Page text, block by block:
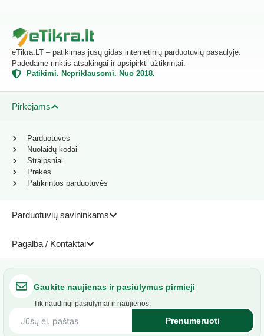
eTikra.LT – patikimas jūsų gidas internetinių parduotuvių pasaulyje.
Padedame rinktis atsakingai ir apsipirkti užtikrintai.
Patikimi. Nepriklausomi. Nuo 2018.
Pirkėjams
Parduotuvių savininkams
Pagalba / Kontaktai
Parduotuvės
Nuolaidų kodai
Straipsniai
Prekės
Patikrintos parduotuvės
Gaukite naujienas ir pasiūlymus pirmieji
Tik naudingi pasiūlymai ir naujienos.
Prenumeruoti